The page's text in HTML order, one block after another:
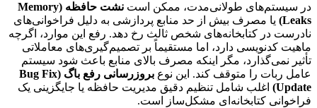
در سیستم‌های طولانی‌مدت، ممکن است
نشت حافظه (Memory
Leaks) یا مصرف بیش از حد منابع پردازشی به دلیل فراخوانی‌های
نادرست در کتابخانه‌های شخص ثالث رخ دهد. رفع این موارد، اگرچه
ماهیت کدنویسی دارد، اما مستقیماً بر تصمیم‌گیری‌های معاملاتی
تأثیر نمی‌گذارد، مگر اینکه مصرف بالای منابع باعث شود سیستم
عامل ربات را متوقف کند. این نوع
بروزرسانی رفع باگ (Bug Fix
Update)
اغلب شامل تنظیم دقیق مدیریت حافظه یا جایگزینی یک
فراخوانی کتابخانه‌ای مشکل‌ساز است.